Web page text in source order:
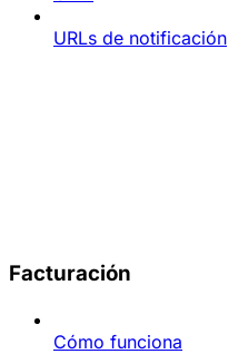
URLs de notificación
Facturación
Cómo funciona